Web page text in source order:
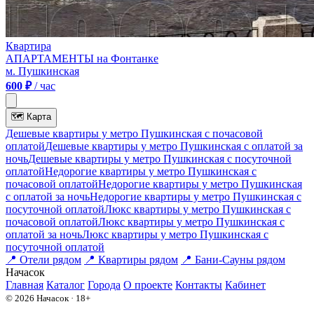
Квартира
АПАРТАМЕНТЫ на Фонтанке
м. Пушкинская
600 ₽/ час
🗺 Карта
Дешевые квартиры у метро Пушкинская c почасовой
оплатойДешевые квартиры у метро Пушкинская с оплатой за
ночьДешевые квартиры у метро Пушкинская c посуточной
оплатойНедорогие квартиры у метро Пушкинская c
почасовой оплатойНедорогие квартиры у метро Пушкинская
с оплатой за ночьНедорогие квартиры у метро Пушкинская c
посуточной оплатойЛюкс квартиры у метро Пушкинская c
почасовой оплатойЛюкс квартиры у метро Пушкинская с
оплатой за ночьЛюкс квартиры у метро Пушкинская c
посуточной оплатой
📍 Отели рядом 📍 Квартиры рядом 📍 Бани-Сауны рядом
Начасок
Главная Каталог Города О проекте Контакты Кабинет
© 2026 Начасок · 18+